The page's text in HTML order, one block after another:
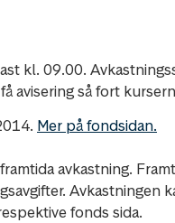
kl. 09.00.
avisering så fort
Mer på fondsidan.
avkastning.
fonds sida.